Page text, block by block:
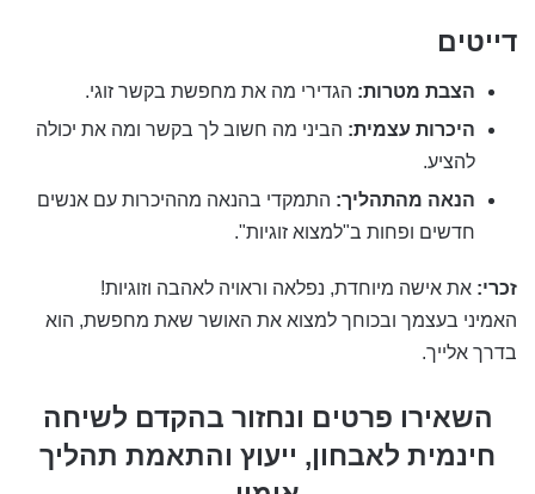
דייטים
הצבת מטרות: הגדירי מה את מחפשת בקשר זוגי.
היכרות עצמית: הביני מה חשוב לך בקשר ומה את יכולה
להציע.
הנאה מהתהליך: התמקדי בהנאה מההיכרות עם אנשים
חדשים ופחות ב"למצוא זוגיות".
זכרי: את אישה מיוחדת, נפלאה וראויה לאהבה וזוגיות!
האמיני בעצמך ובכוחך למצוא את האושר שאת מחפשת, הוא
בדרך אלייך.
השאירו פרטים ונחזור בהקדם לשיחה
חינמית לאבחון, ייעוץ והתאמת תהליך